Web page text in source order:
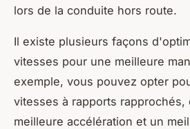
lors de la conduite hors route.
Il existe plusieurs façons
vitesses pour une meilleure
exemple, vous pouvez opter
vitesses à rapports rapprochés,
meilleure accélération et un